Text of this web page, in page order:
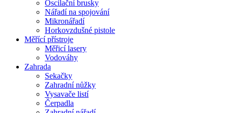
Oscilační brusky
Nářadí na spojování
Mikronářadí
Horkovzdušné pistole
Měřící přístroje
Měřicí lasery
Vodováhy
Zahrada
Sekačky
Zahradní nůžky
Vysavače listí
Čerpadla